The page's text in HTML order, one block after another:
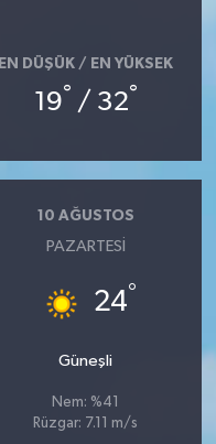
EN DÜŞÜK / EN YÜKSEK
19° / 32°
10 AĞUSTOS
PAZARTESI
24°
Güneşli
Nem: %41
Rüzgar: 7.11 m/s